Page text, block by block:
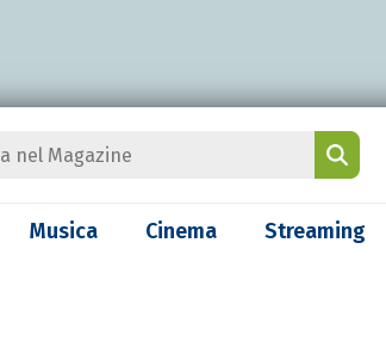
Musica Cinema Streaming